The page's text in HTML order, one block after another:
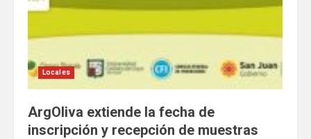
Locales
ArgOliva extiende la fecha de
inscripción y recepción de muestras